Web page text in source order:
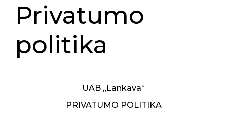
Privatumo
politika
UAB „Lankava“
PRIVATUMO POLITIKA